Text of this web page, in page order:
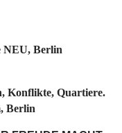
NEU, Berlin
Konflikte, Quartiere.
Berlin